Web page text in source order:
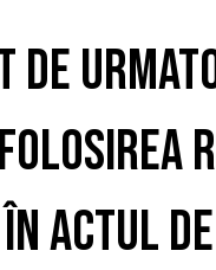
de
actul